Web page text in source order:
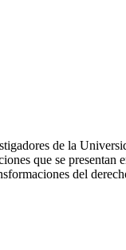
de la
que se
del